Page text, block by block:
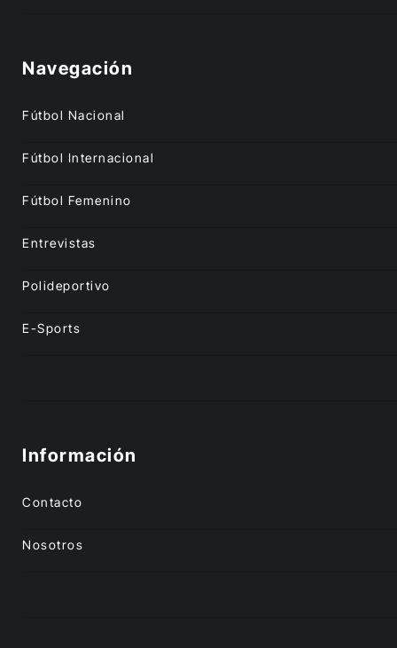
Navegación
Fútbol Nacional
Fútbol Internacional
Fútbol Femenino
Entrevistas
Polideportivo
E-Sports
Información
Contacto
Nosotros